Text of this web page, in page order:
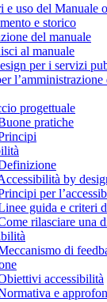
e uso del Manuale
e storico
del manuale
al manuale
per i servizi
progettuale
pratiche
by
per
guida e criteri
rilasciare una
di
accessibilità
e